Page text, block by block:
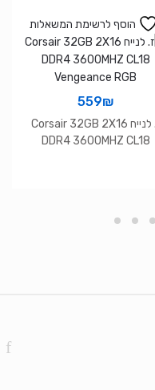
הוסף לרשימת המשאלות
559₪
ז. לנייח Corsair 32GB 2X16
DDR4 3600MHZ CL18